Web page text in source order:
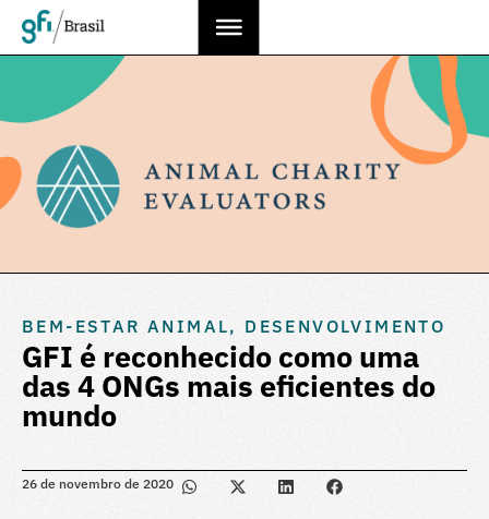
BEM-ESTAR ANIMAL, DESENVOLVIMENTO
GFI é reconhecido como uma
das 4 ONGs mais eficientes do
mundo
26 de novembro de 2020